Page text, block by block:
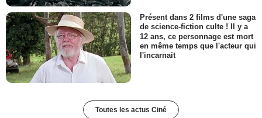
Présent dans 2 films d'une saga
de science-fiction culte ! Il y a
12 ans, ce personnage est mort
en même temps que l'acteur qui
l'incarnait
Toutes les actus Ciné